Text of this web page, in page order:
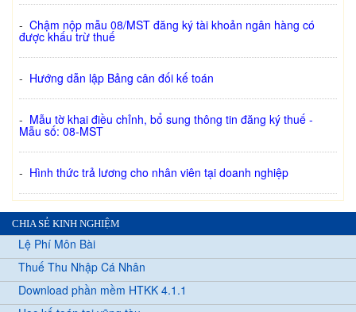
- Chậm nộp mẫu 08/MST đăng ký tài khoản ngân hàng có
được khấu trừ thuế
- Hướng dẫn lập Bảng cân đối kế toán
- Mẫu tờ khai điều chỉnh, bổ sung thông tin đăng ký thuế -
Mẫu số: 08-MST
- Hình thức trả lương cho nhân viên tại doanh nghiệp
CHIA SẺ KINH NGHIỆM
Lệ Phí Môn Bài
Thuế Thu Nhập Cá Nhân
Download phần mềm HTKK 4.1.1